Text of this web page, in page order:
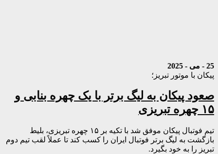
25 - می - 2025
پیکان با موتور تبریز؛
صعود پیکان به لیگ برتر با یک چهره بنابی و
۱۵ چهره تبریزی
تیم فوتبال پیکان موفق شد با تکیه بر ۱۵ چهره تبریزی، بلیط
بازگشت به لیگ برتر فوتبال ایران را کسب کند تا عملاً لقب تیم دوم
تبریز را به خود بگیرد.